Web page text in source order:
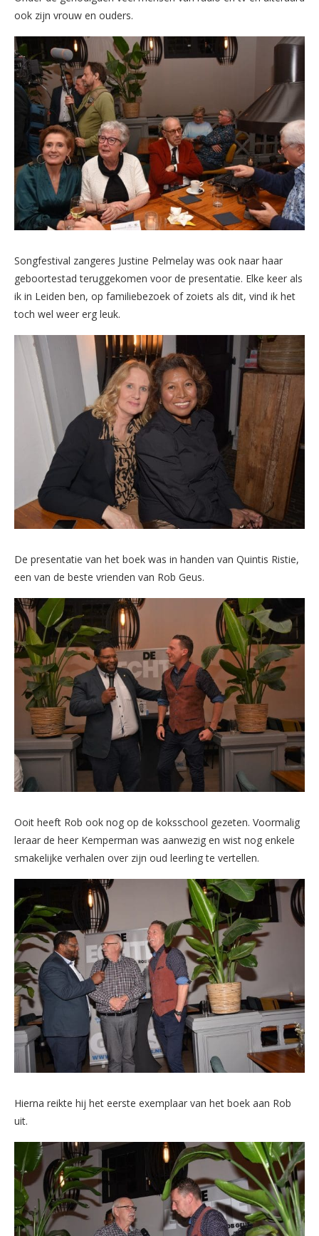
ook zijn vrouw en ouders.
Songfestival zangeres Justine Pelmelay was ook naar haar
geboortestad teruggekomen voor de presentatie. Elke keer als
ik in Leiden ben, op familiebezoek of zoiets als dit, vind ik het
toch wel weer erg leuk.
De presentatie van het boek was in handen van Quintis Ristie,
een van de beste vrienden van Rob Geus.
Ooit heeft Rob ook nog op de koksschool gezeten. Voormalig
leraar de heer Kemperman was aanwezig en wist nog enkele
smakelijke verhalen over zijn oud leerling te vertellen.
Hierna reikte hij het eerste exemplaar van het boek aan Rob
uit.